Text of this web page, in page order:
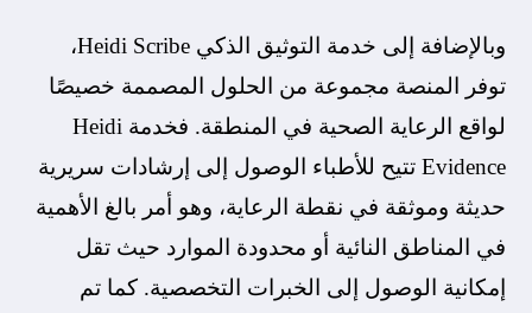
وبالإضافة إلى خدمة التوثيق الذكي Heidi Scribe،
توفر المنصة مجموعة من الحلول المصممة خصيصًا
لواقع الرعاية الصحية في المنطقة. فخدمة Heidi
Evidence تتيح للأطباء الوصول إلى إرشادات سريرية
حديثة وموثقة في نقطة الرعاية، وهو أمر بالغ الأهمية
في المناطق النائية أو محدودة الموارد حيث تقل
إمكانية الوصول إلى الخبرات التخصصية. كما تم